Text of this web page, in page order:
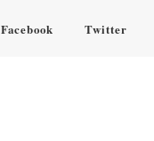
Facebook Twitter